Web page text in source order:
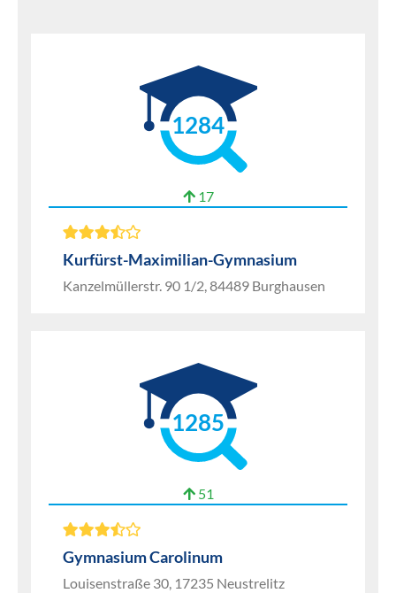
1284
17
Kurfürst-Maximilian-Gymnasium
Kanzelmüllerstr. 90 1/2, 84489 Burghausen
1285
51
Gymnasium Carolinum
Louisenstraße 30, 17235 Neustrelitz